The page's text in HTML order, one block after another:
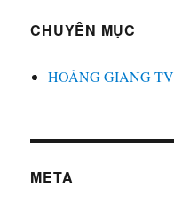
CHUYÊN MỤC
HOÀNG GIANG TV
META